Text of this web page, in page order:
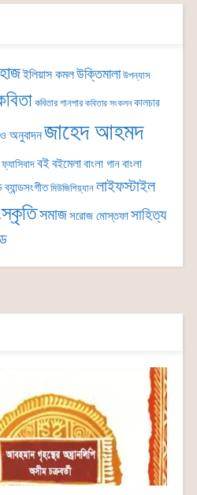
ইলিয়াস কমলউক্তিমালা উপন্যাস
কবিতার গানপার কবিতার সংকলন কালচার
অনুবাদনজাহেদ আহমদ
ফ্যাসিবাদবইবইমেলাবাংলা গানবাংলা
ব্যান্ডসংগীত মিউজিশিয়্যান লাইফস্টাইল
সমাজসরোজ মোস্তফাসাহিত্য